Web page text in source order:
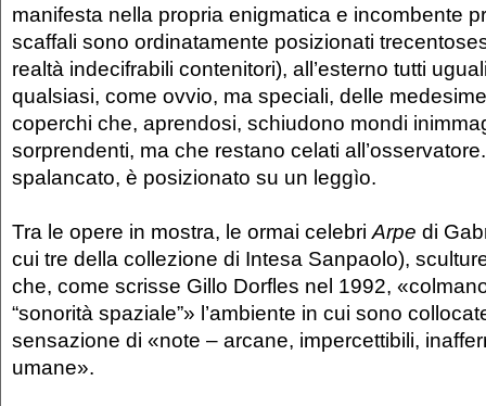
manifesta nella propria enigmatica e incombente
scaffali sono ordinatamente posizionati
realtà indecifrabili contenitori), all’esterno tutti
qualsiasi, come ovvio, ma speciali, delle
coperchi che, aprendosi, schiudono mondi
sorprendenti, ma che restano celati
spalancato, è posizionato su un leggìo.
Tra le opere in mostra, le ormai celebri Arpe di
cui tre della collezione di Intesa Sanpaolo),
che, come scrisse Gillo Dorfles nel 1992,
“sonorità spaziale”» l’ambiente in cui sono
sensazione di «note – arcane, impercettibili,
umane».